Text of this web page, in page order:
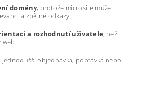
domény, protože microsite může
a zpětné odkazy
a rozhodnutí uživatele, než
web
jednodušší objednávka, poptávka nebo